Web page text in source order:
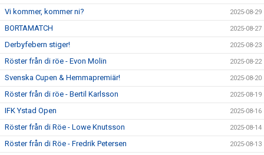
Vi kommer, kommer ni? 2025-08-29
BORTAMATCH 2025-08-27
Derbyfebern stiger! 2025-08-23
Röster från di röe - Evon Molin 2025-08-22
Svenska Cupen & Hemmapremiär! 2025-08-20
Röster från di röe - Bertil Karlsson 2025-08-19
IFK Ystad Open 2025-08-16
Röster från di Röe - Lowe Knutsson 2025-08-14
Röster från di Röe - Fredrik Petersen 2025-08-13